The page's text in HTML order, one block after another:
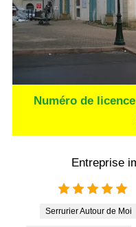
Numéro de
Entreprise
Serrurier Autour de Moi